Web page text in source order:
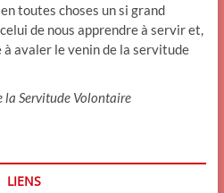
toutes choses un si grand
de nous apprendre à servir et,
avaler le venin de la servitude
la Servitude Volontaire
LIENS